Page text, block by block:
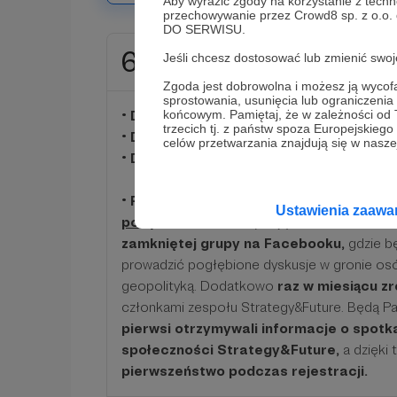
przechowywanie przez Crowd8 sp. z
DO SERWISU.
Jeśli chcesz dostosować lub zmienić
Zgoda jest dobrowolna i możesz ją
sprostowania, usunięcia lub
końcowym. Pamiętaj, że w zależności
trzecich tj. z państw spoza
celów przetwarzania znajdują się w
Ustawienia
60 zł miesięcznie
• Dostęp do zamkniętych artykułów
• Dostęp do materiałów do pobrania
• Dostęp do zamkniętych plików audio
• Przy utrzymaniu subskrypcji
po tym okresie
zamkniętej grupy na Facebooku, gdzie
prowadzić pogłębione dyskusje w gronie
geopolityką. Dodatkowo raz w miesiącu
członkami zespołu Strategy&Future. Będą
pierwsi otrzymywali informacje o
społeczności Strategy&Future, a dzięki
pierwszeństwo podczas rejestracji.